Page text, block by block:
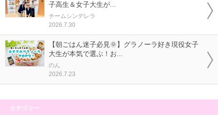
子高生＆女子大生が...
チームシンデレラ
2026.7.30
【朝ごはん迷子必見🌞】グラノーラ好き現役女子
大生が本気で選ぶ！お...
のん
2026.7.23
カテゴリー